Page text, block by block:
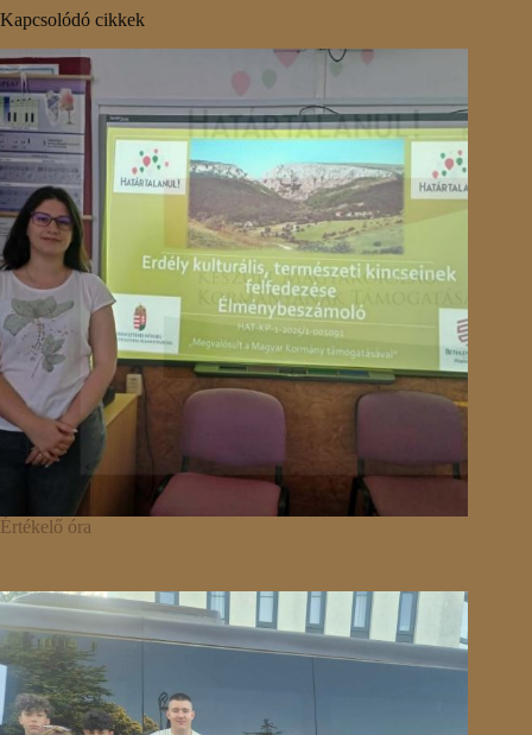
Kapcsolódó cikkek
Értékelő óra